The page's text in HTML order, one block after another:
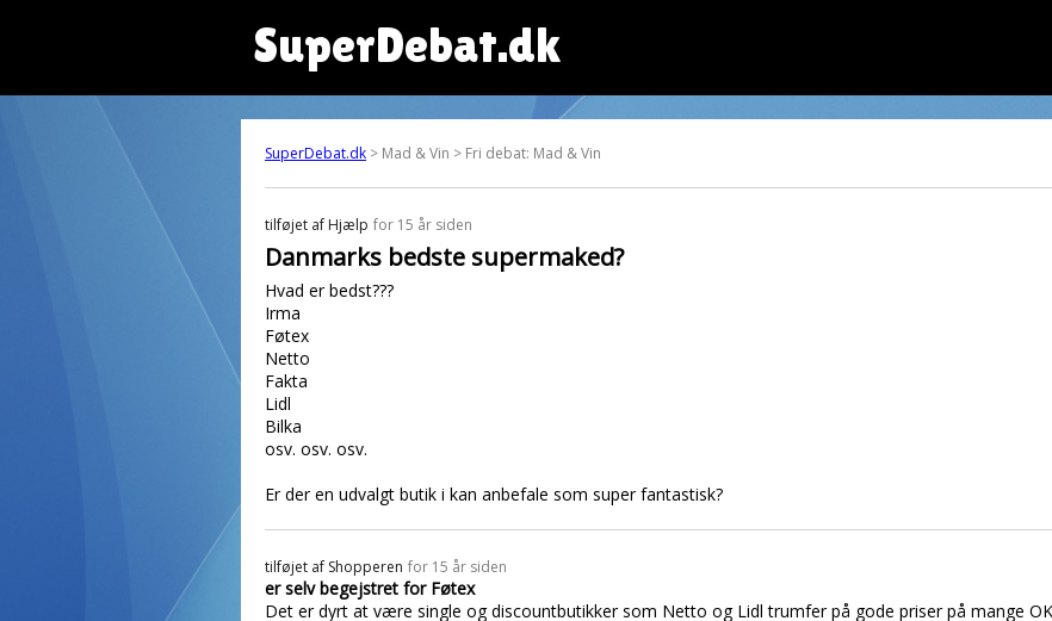
SuperDebat.dk
SuperDebat.dk > Mad & Vin > Fri debat: Mad & Vin
tilføjet af Hjælp for 15 år siden
Danmarks bedste supermaked?
Hvad er bedst???
Irma
Føtex
Netto
Fakta
Lidl
Bilka
osv. osv. osv.
Er der en udvalgt butik i kan anbefale som super fantastisk?
tilføjet af Shopperen for 15 år siden
er selv begejstret for Føtex
Det er dyrt at være single og discountbutikker som Netto og Lidl trumfer på gode priser på mange